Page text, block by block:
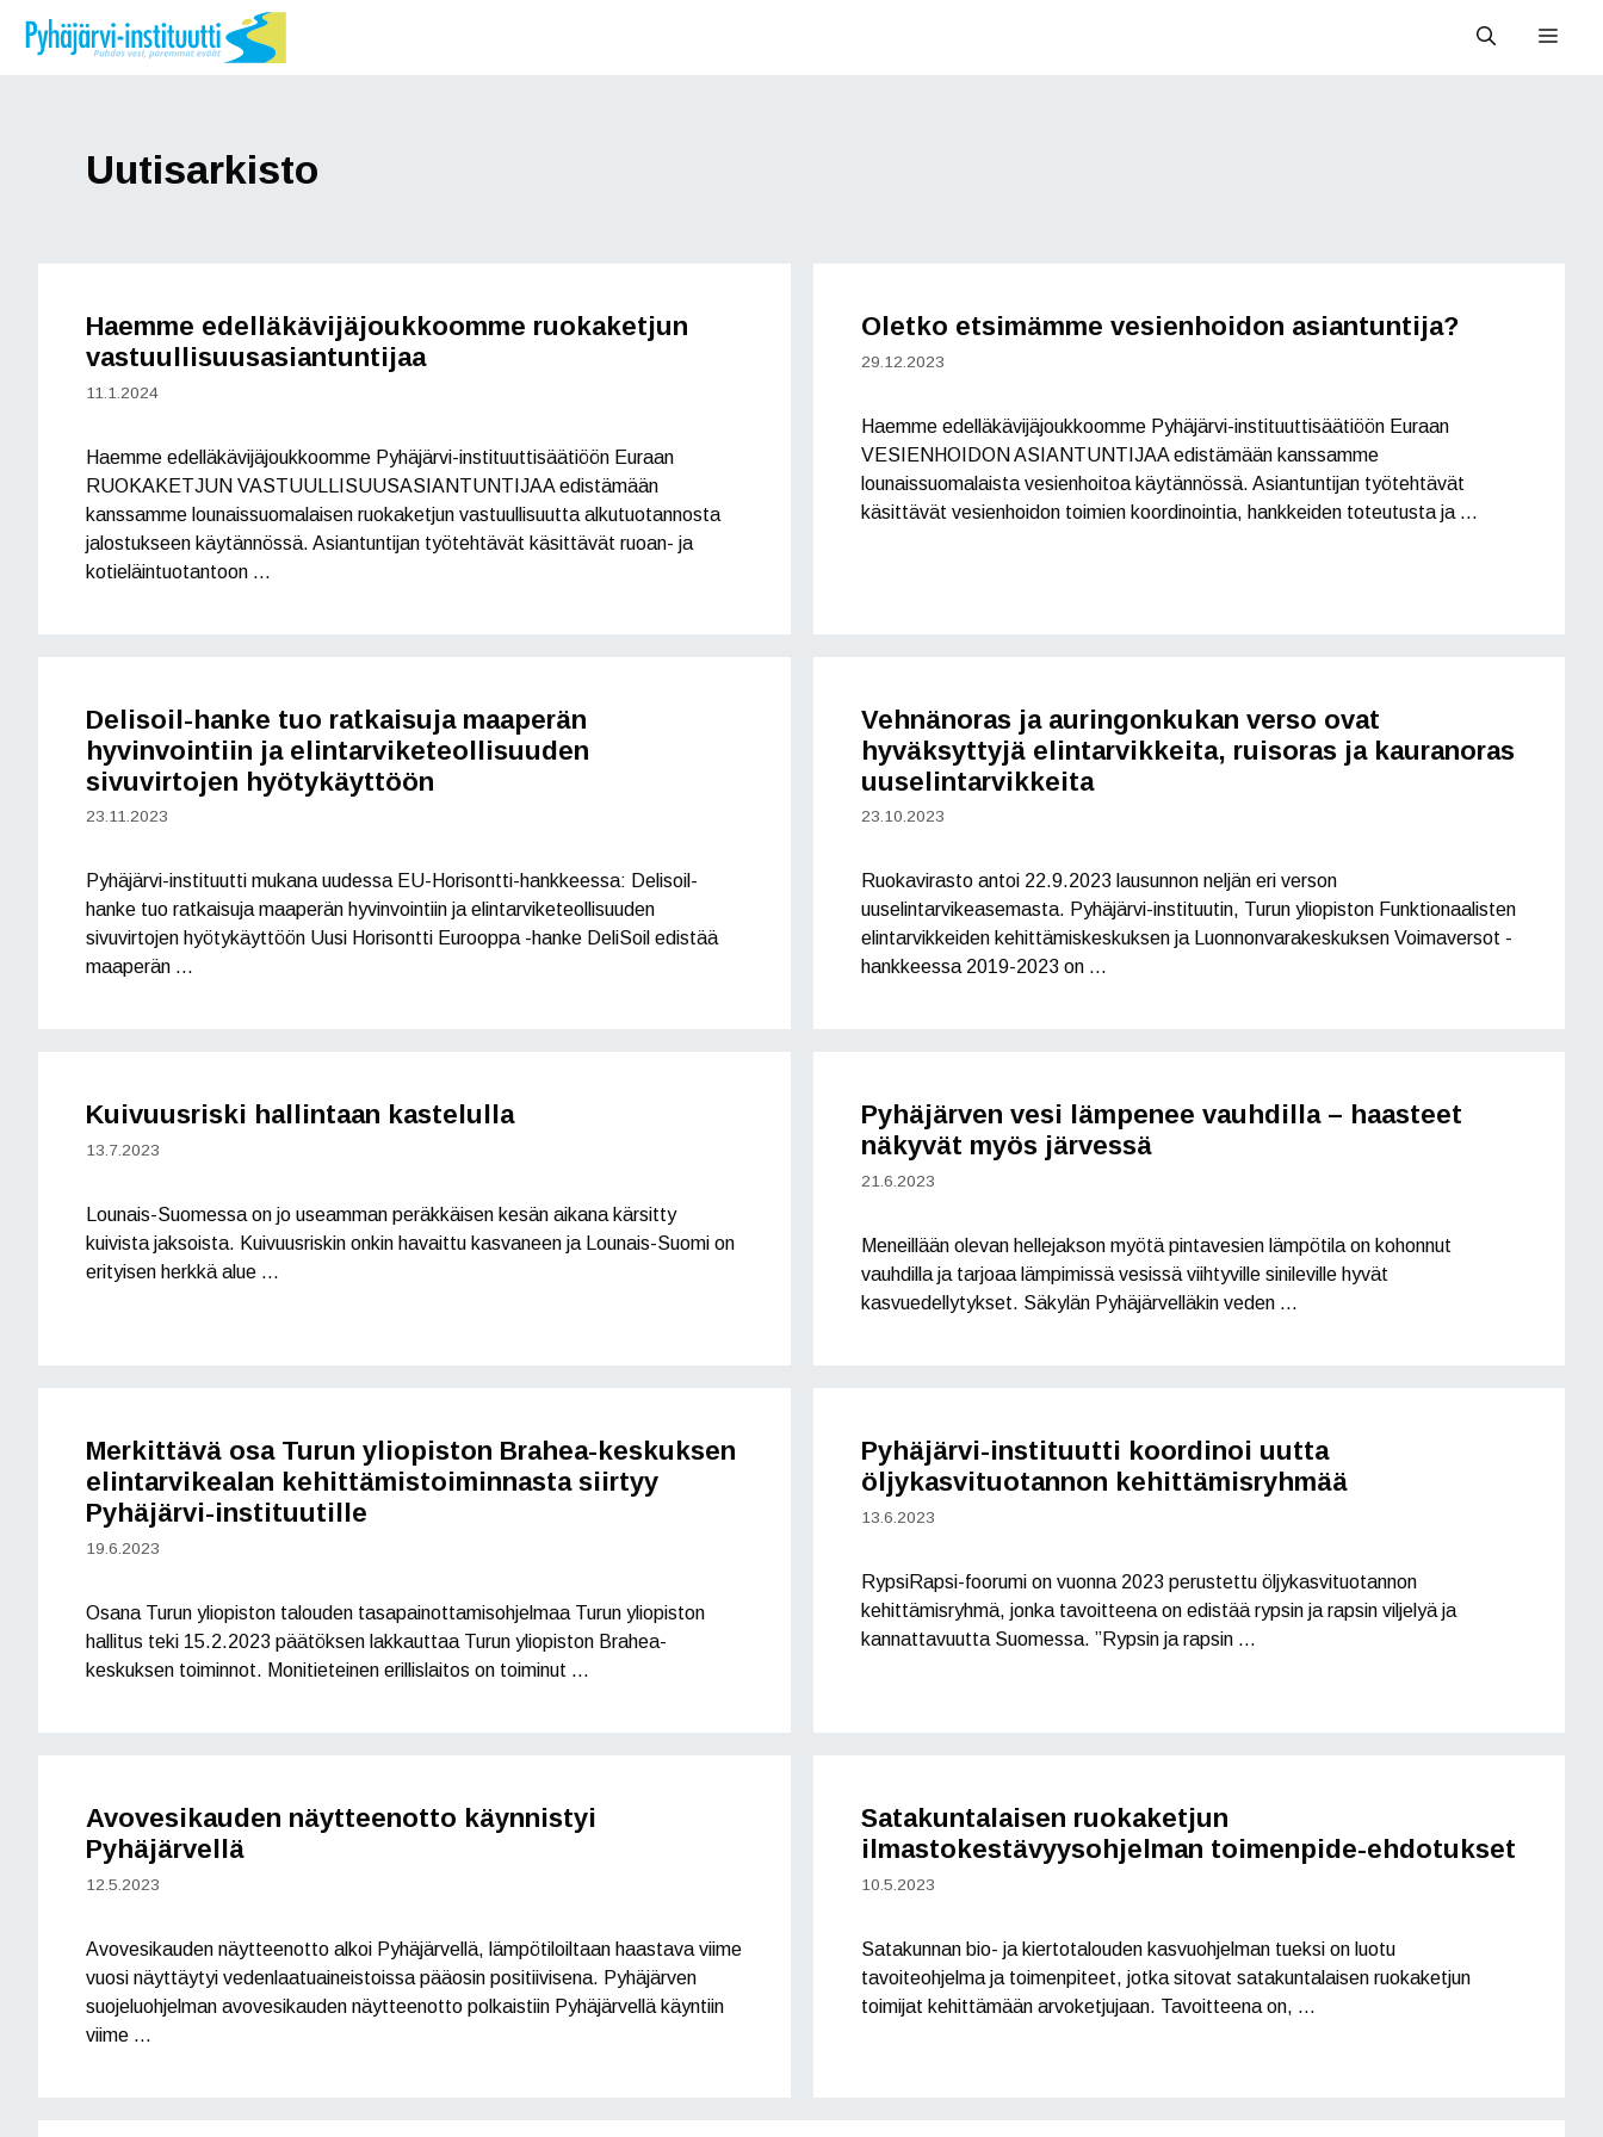
sisältöön
Uutisarkisto
Haemme edelläkävijäjoukkoomme ruokaketjun
vastuullisuusasiantuntijaa
11.1.2024
Haemme edelläkävijäjoukkoomme Pyhäjärvi-instituuttisäätiöön Euraan
RUOKAKETJUN VASTUULLISUUSASIANTUNTIJAA edistämään
kanssamme lounaissuomalaisen ruokaketjun vastuullisuutta alkutuotannosta
jalostukseen käytännössä. Asiantuntijan työtehtävät käsittävät ruoan- ja
kotieläintuotantoon …
Oletko etsimämme vesienhoidon asiantuntija?
29.12.2023
Haemme edelläkävijäjoukkoomme Pyhäjärvi-instituuttisäätiöön Euraan
VESIENHOIDON ASIANTUNTIJAA edistämään kanssamme
lounaissuomalaista vesienhoitoa käytännössä. Asiantuntijan työtehtävät
käsittävät vesienhoidon toimien koordinointia, hankkeiden toteutusta ja …
Delisoil-hanke tuo ratkaisuja maaperän
hyvinvointiin ja elintarviketeollisuuden
sivuvirtojen hyötykäyttöön
23.11.2023
Pyhäjärvi-instituutti mukana uudessa EU-Horisontti-hankkeessa: Delisoil-
hanke tuo ratkaisuja maaperän hyvinvointiin ja elintarviketeollisuuden
sivuvirtojen hyötykäyttöön Uusi Horisontti Eurooppa -hanke DeliSoil edistää
maaperän …
Vehnänoras ja auringonkukan verso ovat
hyväksyttyjä elintarvikkeita, ruisoras ja kauranoras
uuselintarvikkeita
23.10.2023
Ruokavirasto antoi 22.9.2023 lausunnon neljän eri verson
uuselintarvikeasemasta. Pyhäjärvi-instituutin, Turun yliopiston Funktionaalisten
elintarvikkeiden kehittämiskeskuksen ja Luonnonvarakeskuksen Voimaversot -
hankkeessa 2019-2023 on …
Kuivuusriski hallintaan kastelulla
13.7.2023
Lounais-Suomessa on jo useamman peräkkäisen kesän aikana kärsitty
kuivista jaksoista. Kuivuusriskin onkin havaittu kasvaneen ja Lounais-Suomi on
erityisen herkkä alue …
Pyhäjärven vesi lämpenee vauhdilla – haasteet
näkyvät myös järvessä
21.6.2023
Meneillään olevan hellejakson myötä pintavesien lämpötila on kohonnut
vauhdilla ja tarjoaa lämpimissä vesissä viihtyville sinileville hyvät
kasvuedellytykset. Säkylän Pyhäjärvelläkin veden …
Merkittävä osa Turun yliopiston Brahea-keskuksen
elintarvikealan kehittämistoiminnasta siirtyy
Pyhäjärvi-instituutille
19.6.2023
Osana Turun yliopiston talouden tasapainottamisohjelmaa Turun yliopiston
hallitus teki 15.2.2023 päätöksen lakkauttaa Turun yliopiston Brahea-
keskuksen toiminnot. Monitieteinen erillislaitos on toiminut …
Pyhäjärvi-instituutti koordinoi uutta
öljykasvituotannon kehittämisryhmää
13.6.2023
RypsiRapsi-foorumi on vuonna 2023 perustettu öljykasvituotannon
kehittämisryhmä, jonka tavoitteena on edistää rypsin ja rapsin viljelyä ja
kannattavuutta Suomessa. ”Rypsin ja rapsin …
Avovesikauden näytteenotto käynnistyi
Pyhäjärvellä
12.5.2023
Avovesikauden näytteenotto alkoi Pyhäjärvellä, lämpötiloiltaan haastava viime
vuosi näyttäytyi vedenlaatuaineistoissa pääosin positiivisena. Pyhäjärven
suojeluohjelman avovesikauden näytteenotto polkaistiin Pyhäjärvellä käyntiin
viime …
Satakuntalaisen ruokaketjun
ilmastokestävyysohjelman toimenpide-ehdotukset
10.5.2023
Satakunnan bio- ja kiertotalouden kasvuohjelman tueksi on luotu
tavoiteohjelma ja toimenpiteet, jotka sitovat satakuntalaisen ruokaketjun
toimijat kehittämään arvoketjujaan. Tavoitteena on, …